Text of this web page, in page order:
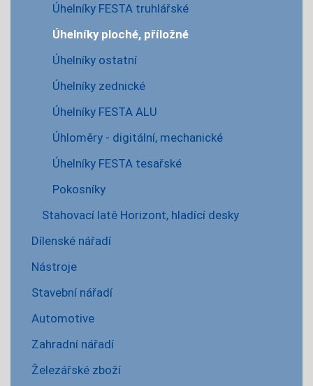
Úhelníky FESTA truhlářské
Úhelníky ploché, příložné
Úhelníky ostatní
Úhelníky zednické
Úhelníky FESTA ALU
Úhloměry - digitální, mechanické
Úhelníky FESTA tesařské
Pokosníky
Stahovací latě Horizont, hladící desky
Dílenské nářadí
Nástroje
Stavební nářadí
Automotive
Zahradní nářadí
Železářské zboží